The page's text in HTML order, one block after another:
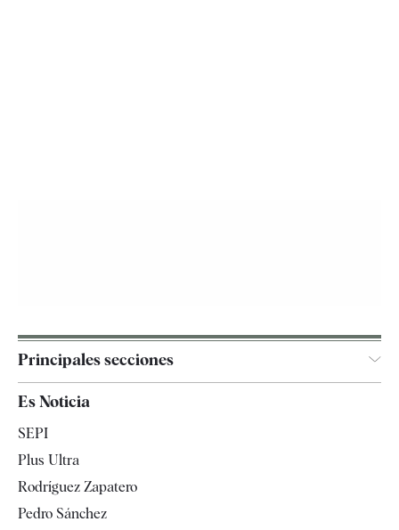
Principales secciones
Televisión
Es Noticia
SEPI
Plus Ultra
Rodríguez Zapatero
Pedro Sánchez